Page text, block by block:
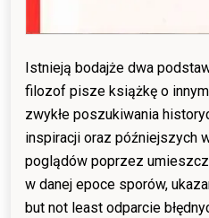
Istnieją bodajże dwa
filozof pisze książkę o
zwykłe poszukiwania
inspiracji oraz późniejszych
poglądów poprzez
w danej epoce sporów,
but not least odparcie